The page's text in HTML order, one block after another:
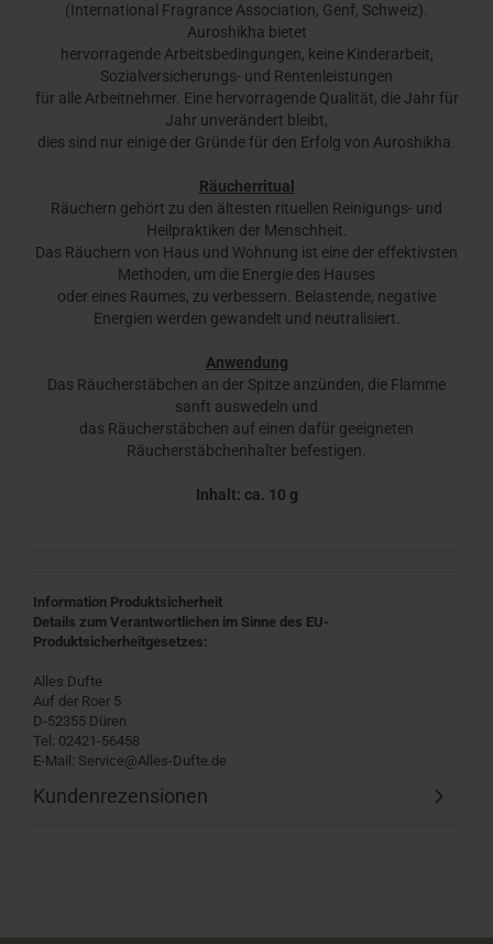
(International Fragrance Association, Genf, Schweiz).
Auroshikha bietet
hervorragende Arbeitsbedingungen, keine Kinderarbeit,
Sozialversicherungs- und Rentenleistungen
für alle Arbeitnehmer. Eine hervorragende Qualität, die Jahr für
Jahr unverändert bleibt,
dies sind nur einige der Gründe für den Erfolg von Auroshikha.
Räucherritual
Räuchern gehört zu den ältesten rituellen Reinigungs- und
Heilpraktiken der Menschheit.
Das Räuchern von Haus und Wohnung ist eine der effektivsten
Methoden, um die Energie des Hauses
oder eines Raumes, zu verbessern. Belastende, negative
Energien werden gewandelt und neutralisiert.
Anwendung
Das Räucherstäbchen an der Spitze anzünden, die Flamme
sanft auswedeln und
das Räucherstäbchen auf einen dafür geeigneten
Räucherstäbchenhalter befestigen.
Inhalt: ca. 10 g
Information Produktsicherheit
Details zum Verantwortlichen im Sinne des EU-
Produktsicherheitgesetzes:
Alles Dufte
Auf der Roer 5
D-52355 Düren
Tel: 02421-56458
E-Mail: Service@Alles-Dufte.de
Kundenrezensionen